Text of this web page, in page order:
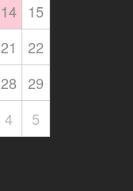
14
15
21
22
28 29
4 5